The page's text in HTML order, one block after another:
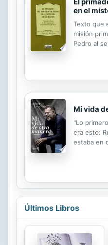
en el
Texto que
misión
Pedro al
Juan
forma de
actuales
Mi vida
"Lo
era esto:
estaba en
primera
con todas
Tampoco
vivido y
necesidad
con un
trataba
Últimos Libros